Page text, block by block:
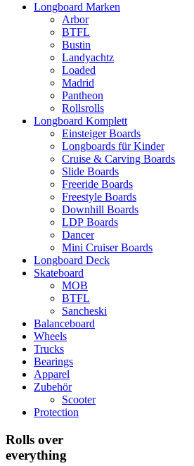
Longboard Marken
Arbor
BTFL
Bustin
Landyachtz
Loaded
Madrid
Pantheon
Rollsrolls
Longboard Komplett
Einsteiger Boards
Longboards für Kinder
Cruise & Carving Boards
Slide Boards
Freeride Boards
Freestyle Boards
Downhill Boards
LDP Boards
Dancer
Mini Cruiser Boards
Longboard Deck
Skateboard
MOB
BTFL
Sancheski
Balanceboard
Wheels
Trucks
Bearings
Apparel
Zubehör
Scooter
Protection
Rolls over
everything